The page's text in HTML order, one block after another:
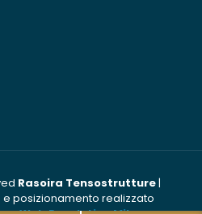
Rasoira Tensostrutture|
e posizionamento realizzato